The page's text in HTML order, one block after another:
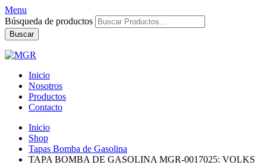
Menu
Búsqueda de productos
Buscar
Inicio
Nosotros
Productos
Contacto
Inicio
Shop
Tapas Bomba de Gasolina
TAPA BOMBA DE GASOLINA MGR-0017025: